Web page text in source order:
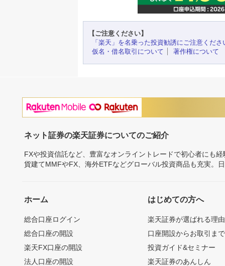
【ご注意ください】
「楽天」を名乗った投資勧誘にご注意くださ
仮名・借名取引について
著作権について
ネット証券の楽天証券についてのご紹介
FXや投資信託など、豊富なオンライントレードで初心者にも
貨建てMMFやFX、海外ETFなどグローバル投資商品も充実。
ホーム
総合口座ログイン
総合口座の開設
楽天FX口座の開設
法人口座の開設
はじめての方へ
楽天証券が選ばれる理由
口座開設からお取引ま
投資ガイド&セミナー
楽天証券のあんしん